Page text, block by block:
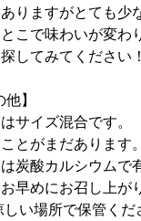
りますがとても少
こで味わいが変わ
してみてください！
】
サイズ混合です。
とがまだあります。
炭酸カルシウムで
早めにお召し上が
い場所で保管くだ